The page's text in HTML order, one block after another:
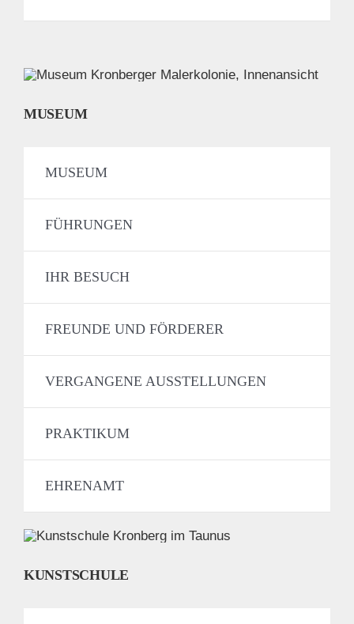
MUSEUM
MUSEUM
FÜHRUNGEN
IHR BESUCH
FREUNDE UND FÖRDERER
VERGANGENE AUSSTELLUNGEN
PRAKTIKUM
EHRENAMT
KUNSTSCHULE